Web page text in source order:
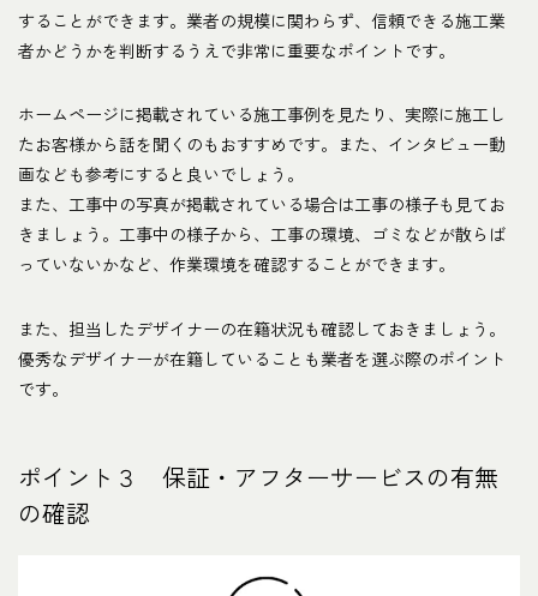
することができます。業者の規模に関わらず、信頼できる施工業
者かどうかを判断するうえで非常に重要なポイントです。
ホームページに掲載されている施工事例を見たり、実際に施工し
たお客様から話を聞くのもおすすめです。また、インタビュー動
画なども参考にすると良いでしょう。
また、工事中の写真が掲載されている場合は工事の様子も見てお
きましょう。工事中の様子から、工事の環境、ゴミなどが散らば
っていないかなど、作業環境を確認することができます。
また、担当したデザイナーの在籍状況も確認しておきましょう。
優秀なデザイナーが在籍していることも業者を選ぶ際のポイント
です。
ポイント３ 保証・アフターサービスの有無
の確認